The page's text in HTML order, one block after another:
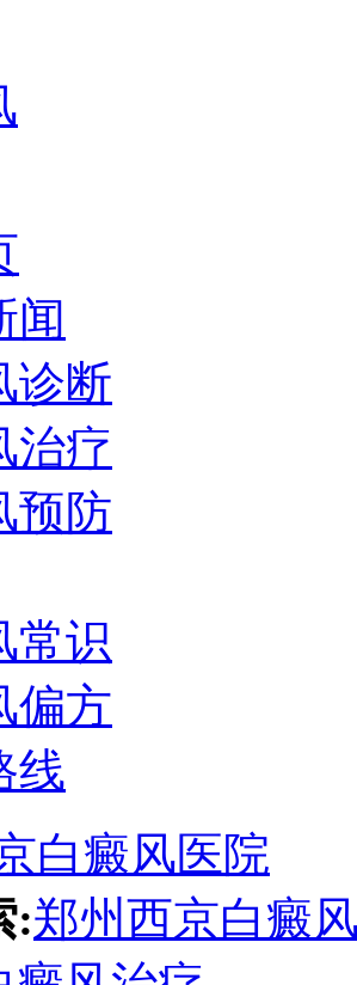
闻
诊断
治疗
预防
常识
偏方
线
:郑州西京白癜